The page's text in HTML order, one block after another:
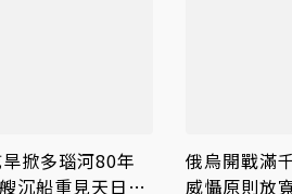
旱掀多瑙河80年
沉船重見天日
俄烏開戰滿
威懾原則放